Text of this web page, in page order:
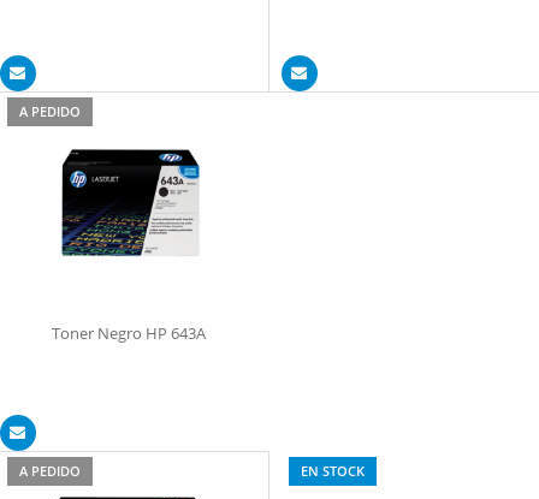
A PEDIDO
Toner Negro HP 643A
A PEDIDO EN STOCK